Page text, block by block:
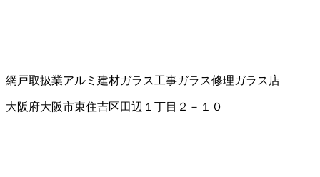
網戸取扱業アルミ建材ガラス工事ガラス修理ガラス店
大阪府大阪市東住吉区田辺１丁目２－１０